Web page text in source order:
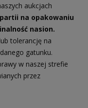
aukcjach
na opakowaniu
nasion.
tolerancję na
gatunku.
w naszej strefie
przez